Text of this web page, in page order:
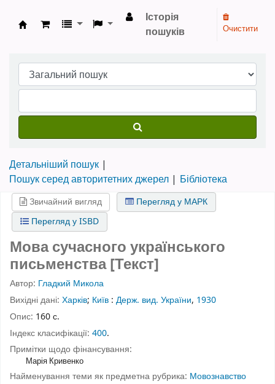
Бібліотека НТШ › Електронний каталог
Історія
пошуків
Очистити
Детальніший пошук
Пошук серед авторитетних джерел
Бібліотека
Звичайний вигляд
Перегляд у МАРК
Перегляд у ISBD
Мова сучасного українського
письменства [Текст]
Автор: Гладкий Микола
Вихідні дані: Харків; Київ : Держ. вид. України, 1930
Опис: 160 с.
Індекс класифікації: 400.
Примітки щодо фінансування:
Марія Кривенко
Найменування теми як предметна рубрика: Мовознавство